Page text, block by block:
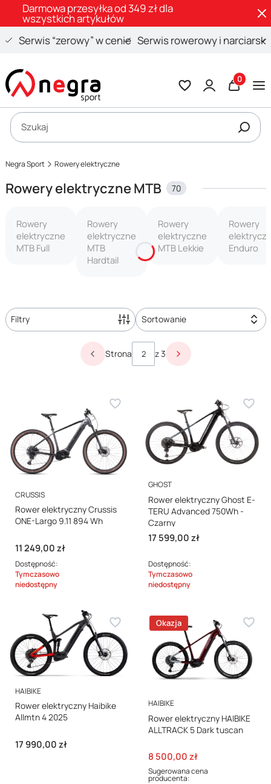
Darmowa przesyłka od 349 zł dla
wszystkich artykułów
Serwis “zerowy” w cenie Serwis rowerowy i narciarski
Otwórz wyszukiwarkę
Szukaj
Negra Sport Rowery elektryczne
Rowery elektryczne MTB 70
Rowery
elektryczne
MTB Full
Rowery
elektryczne
MTB
Hardtail
Rowery
elektryczne
MTB Lekkie
Rowery
Enduro
Filtry Sortowanie
Lista produktów
Poprzednie produkty
Strona z 3 Następne produkty
PRODUCENT
CRUSSIS
Rower elektryczny Crussis
ONE-Largo 9.11 894 Wh
Cena
11 249,00 zł
Dostępność:
Tymczasowo
niedostępny
PRODUCENT
GHOST
Rower elektryczny Ghost E-
TERU Advanced 750Wh -
Czarny
Cena
17 599,00 zł
Dostępność:
Tymczasowo
niedostępny
PRODUCENT
HAIBIKE
Rower elektryczny Haibike
Allmtn 4 2025
Cena
17 990,00 zł
Okazja
PRODUCENT
HAIBIKE
Rower elektryczny HAIBIKE
ALLTRACK 5 Dark tuscan
Cena promocyjna
8 500,00 zł
Sugerowana cena
producenta: